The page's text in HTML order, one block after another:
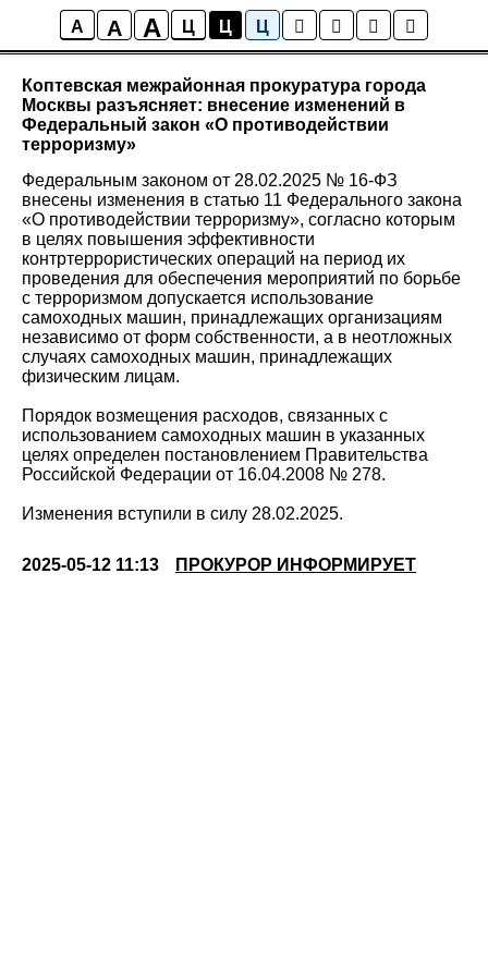
A A A Ц Ц Ц
Новости района Коптево
Коптевская межрайонная прокуратура города
Москвы разъясняет: внесение изменений в
Федеральный закон «О противодействии
терроризму»
Федеральным законом от 28.02.2025 № 16-ФЗ
внесены изменения в статью 11 Федерального закона
«О противодействии терроризму», согласно которым
в целях повышения эффективности
контртеррористических операций на период их
проведения для обеспечения мероприятий по борьбе
с терроризмом допускается использование
самоходных машин, принадлежащих организациям
независимо от форм собственности, а в неотложных
случаях самоходных машин, принадлежащих
физическим лицам.
Порядок возмещения расходов, связанных с
использованием самоходных машин в указанных
целях определен постановлением Правительства
Российской Федерации от 16.04.2008 № 278.
Изменения вступили в силу 28.02.2025.
2025-05-12 11:13 ПРОКУРОР ИНФОРМИРУЕТ